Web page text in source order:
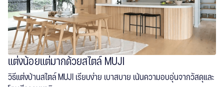
แต่งน้อยแต่มากด้วยสไตล์ MUJI
วิธีแต่งบ้านสไตล์ MUJI เรียบง่าย เบาสบาย เน้นความอบอุ่นจากวัสดุและ